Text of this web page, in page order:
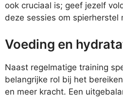
ook cruciaal is; geef jezelf
deze sessies om spierherstel
Voeding en
Naast regelmatige training
belangrijke rol bij het
en meer kracht. Een